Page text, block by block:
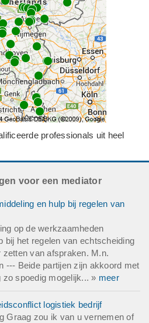
professionals uit heel
voor een mediator
en hulp bij regelen van
op de werkzaamheden
bij het regelen van echtscheiding
van afspraken. M.n.
--- Beide partijen zijn akkoord met
zo spoedig mogelijk... » meer
logistiek bedrijf
Graag zou ik van u vernemen of